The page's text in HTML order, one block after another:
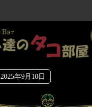
2025年9月10日